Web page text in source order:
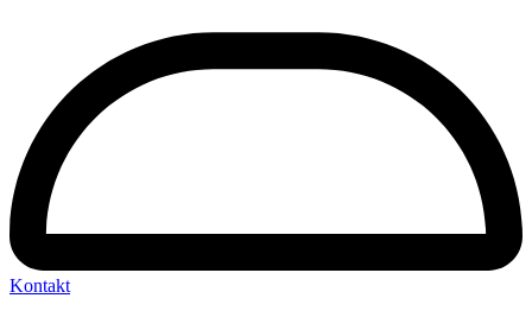
Kontakt